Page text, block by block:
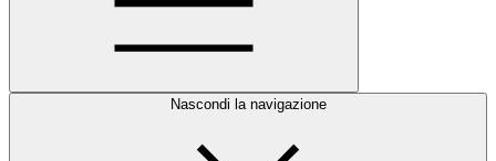
Nascondi la navigazione